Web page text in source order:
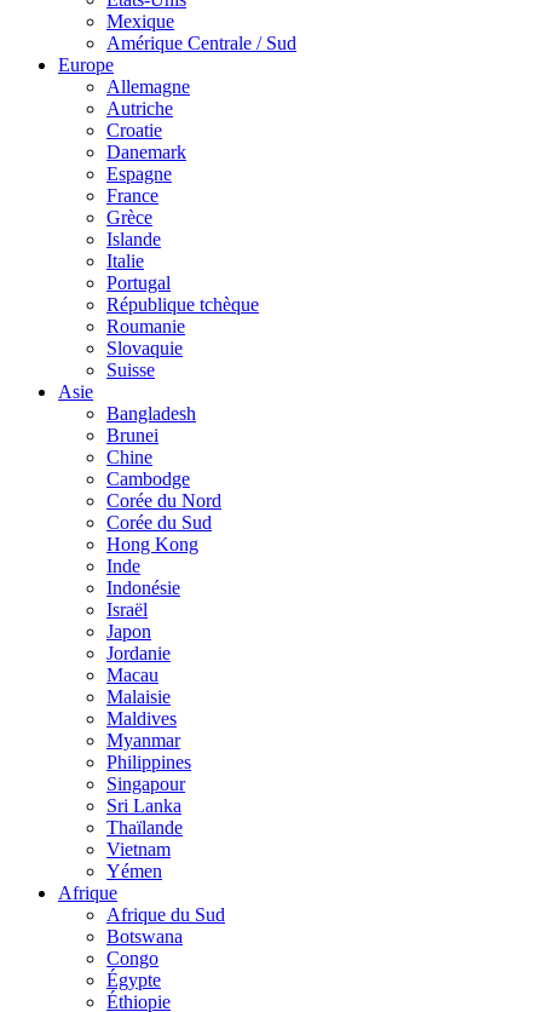
Mexique
Amérique Centrale / Sud
Europe
Allemagne
Autriche
Croatie
Danemark
Espagne
France
Grèce
Islande
Italie
Portugal
République tchèque
Roumanie
Slovaquie
Suisse
Asie
Bangladesh
Brunei
Chine
Cambodge
Corée du Nord
Corée du Sud
Hong Kong
Inde
Indonésie
Israël
Japon
Jordanie
Macau
Malaisie
Maldives
Myanmar
Philippines
Singapour
Sri Lanka
Thaïlande
Vietnam
Yémen
Afrique
Afrique du Sud
Botswana
Congo
Égypte
Éthiopie